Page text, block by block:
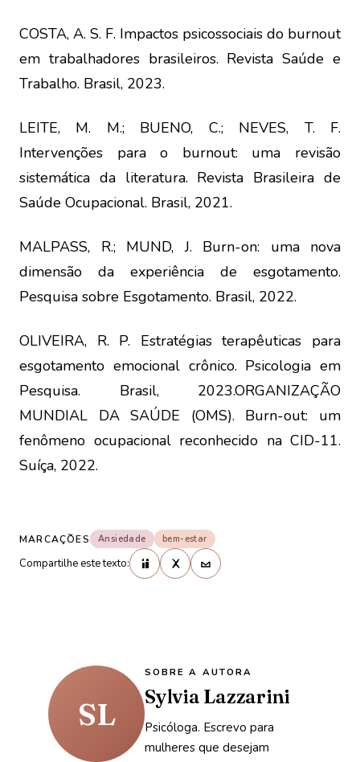
COSTA, A. S. F. Impactos psicossociais do burnout
em trabalhadores brasileiros. Revista Saúde e
Trabalho. Brasil, 2023.
LEITE, M. M.; BUENO, C.; NEVES, T. F.
Intervenções para o burnout: uma revisão
sistemática da literatura. Revista Brasileira de
Saúde Ocupacional. Brasil, 2021.
MALPASS, R.; MUND, J. Burn-on: uma nova
dimensão da experiência de esgotamento.
Pesquisa sobre Esgotamento. Brasil, 2022.
OLIVEIRA, R. P. Estratégias terapêuticas para
esgotamento emocional crônico. Psicologia em
Pesquisa. Brasil, 2023.ORGANIZAÇÃO
MUNDIAL DA SAÚDE (OMS). Burn-out: um
fenômeno ocupacional reconhecido na CID-11.
Suíça, 2022.
MARCAÇÕES Ansiedade bem-estar
Compartilhe este texto:
SL
SOBRE A AUTORA
Sylvia Lazzarini
Psicóloga. Escrevo para
mulheres que desejam